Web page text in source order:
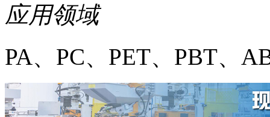
应用领域
PA、PC、PET、PBT、